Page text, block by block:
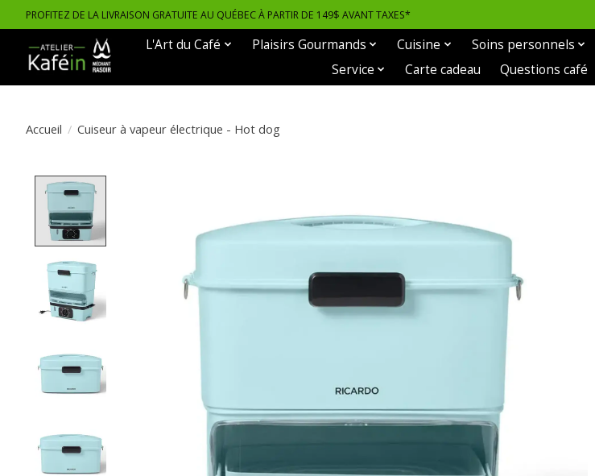
PROFITEZ DE LA LIVRAISON GRATUITE AU QUÉBEC À PARTIR DE 149$ AVANT TAXES*
L'Art du Café Plaisirs Gourmands Cuisine Soins personnels
Service
Carte cadeau Questions café
Accueil / Cuiseur à vapeur électrique - Hot dog